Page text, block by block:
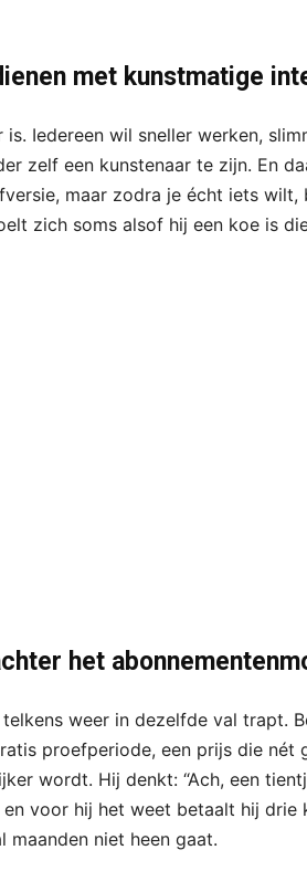
met kunstmatige
Iedereen wil sneller werken,
zelf een kunstenaar te zijn. En
maar zodra je écht iets wilt,
zich soms alsof hij een koe is
het
weer in dezelfde val trapt.
proefperiode, een prijs die nét
wordt. Hij denkt: “Ach, een
voor hij het weet betaalt hij drie
niet heen gaat.